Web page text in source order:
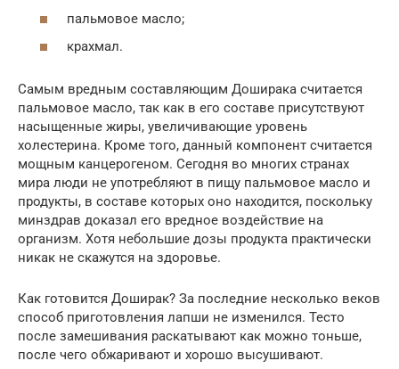
пальмовое масло;
крахмал.
Самым вредным составляющим Доширака считается
пальмовое масло, так как в его составе присутствуют
насыщенные жиры, увеличивающие уровень
холестерина. Кроме того, данный компонент считается
мощным канцерогеном. Сегодня во многих странах
мира люди не употребляют в пищу пальмовое масло и
продукты, в составе которых оно находится, поскольку
минздрав доказал его вредное воздействие на
организм. Хотя небольшие дозы продукта практически
никак не скажутся на здоровье.
Как готовится Доширак? За последние несколько веков
способ приготовления лапши не изменился. Тесто
после замешивания раскатывают как можно тоньше,
после чего обжаривают и хорошо высушивают.